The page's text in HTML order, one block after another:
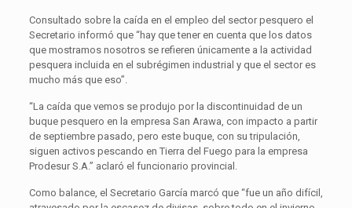
Consultado sobre la caída en el empleo del sector pesquero el
Secretario informó que “hay que tener en cuenta que los datos
que mostramos nosotros se refieren únicamente a la actividad
pesquera incluida en el subrégimen industrial y que el sector es
mucho más que eso”.
“La caída que vemos se produjo por la discontinuidad de un
buque pesquero en la empresa San Arawa, con impacto a partir
de septiembre pasado, pero este buque, con su tripulación,
siguen activos pescando en Tierra del Fuego para la empresa
Prodesur S.A.” aclaró el funcionario provincial.
Como balance, el Secretario García marcó que “fue un año difícil,